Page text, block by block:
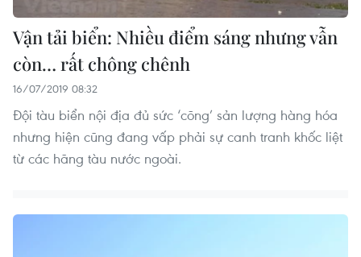
Vận tải biển: Nhiều điểm sáng nhưng vẫn
còn… rất chông chênh
16/07/2019 08:32
Đội tàu biển nội địa đủ sức ‘cõng’ sản lượng hàng hóa
nhưng hiện cũng đang vấp phải sự canh tranh khốc liệt
từ các hãng tàu nước ngoài.